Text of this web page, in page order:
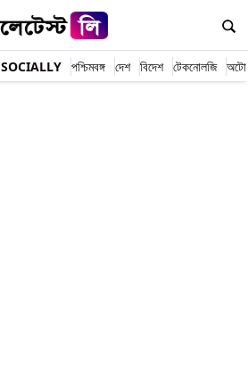
SOCIALLY পশ্চিমবঙ্গ দেশ বিদেশ টেকনোলজি অটো